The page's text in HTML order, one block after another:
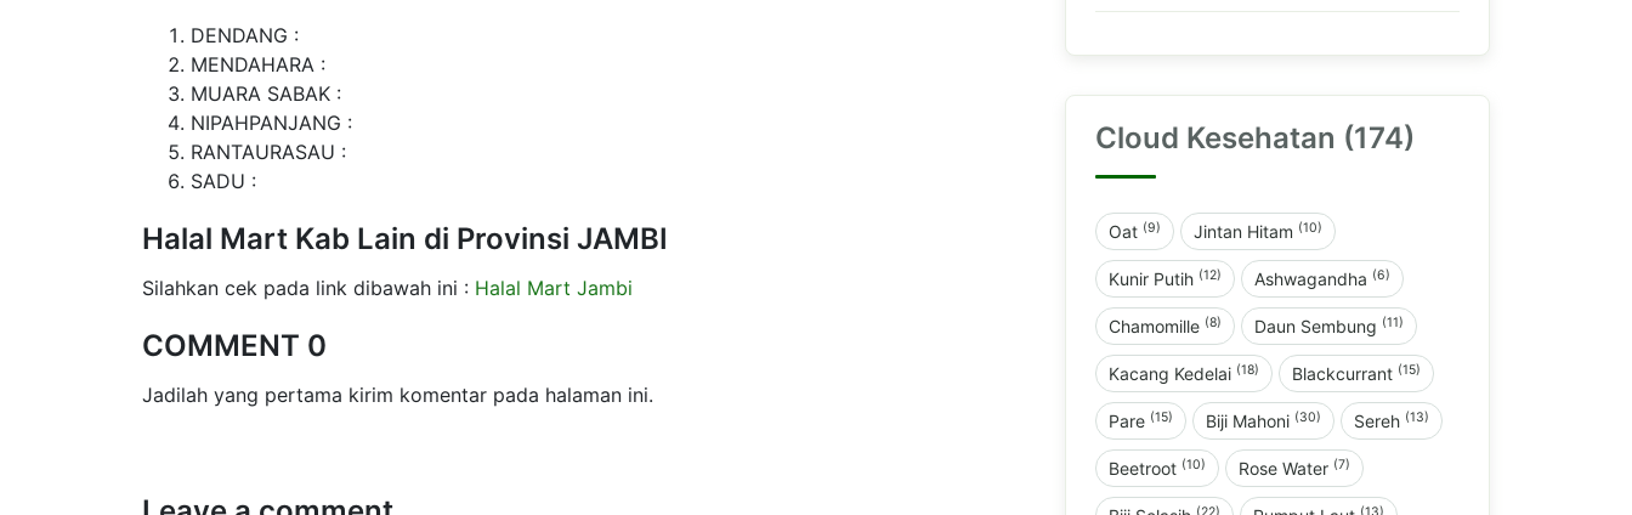
DENDANG :
MENDAHARA :
MUARA SABAK :
NIPAHPANJANG :
RANTAURASAU :
SADU :
Halal Mart Kab Lain di Provinsi JAMBI
Silahkan cek pada link dibawah ini : Halal Mart Jambi
COMMENT 0
Jadilah yang pertama kirim komentar pada halaman ini.
Cloud Kesehatan (174)
Oat (9) Jintan Hitam (10)
Kunir Putih (12) Ashwagandha (6)
Chamomille (8) Daun Sembung (11)
Kacang Kedelai (18) Blackcurrant (15)
Pare (15) Biji Mahoni (30) Sereh (13)
Beetroot (10) Rose Water (7)
(22) (13)